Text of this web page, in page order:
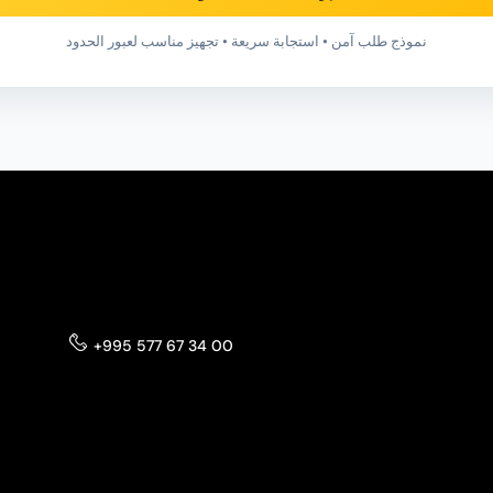
نموذج طلب آمن • استجابة سريعة • تجهيز مناسب لعبور الحدود
+995 577 67 34 00